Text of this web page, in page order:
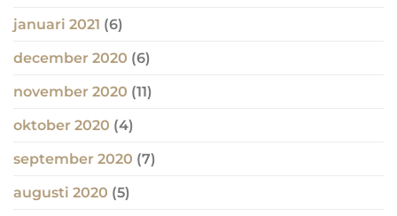
januari 2021 (6)
december 2020 (6)
november 2020 (11)
oktober 2020 (4)
september 2020 (7)
augusti 2020 (5)